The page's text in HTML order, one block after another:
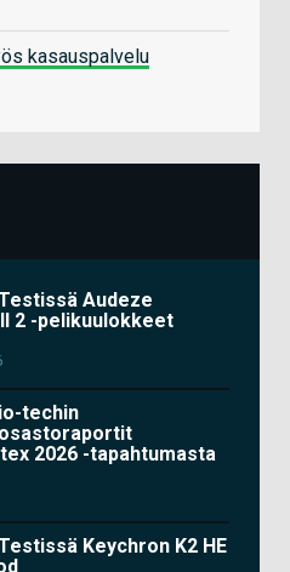
kasauspalvelu
Audeze
2 -pelikuulokkeet
techin
2026 -tapahtumasta
Keychron K2 HE